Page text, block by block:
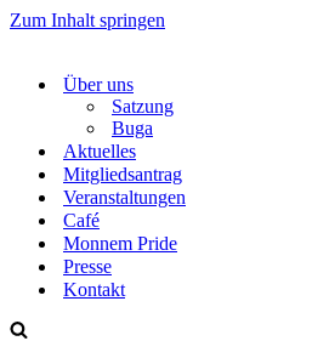
Zum Inhalt springen
Über uns
Satzung
Buga
Aktuelles
Mitgliedsantrag
Veranstaltungen
Café
Monnem Pride
Presse
Kontakt